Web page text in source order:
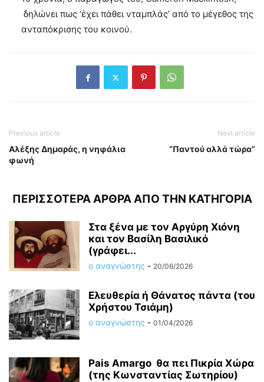
δηλώνει πως ‘έχει πάθει νταμπλάς’ από το μέγεθος της
ανταπόκρισης του κοινού.
Previous article
Αλέξης Δημαράς, η νηφάλια
φωνή
Next article
“Παντού αλλά τώρα”
ΠΕΡΙΣΣΟΤΕΡΑ ΑΡΘΡΑ ΑΠΟ ΤΗΝ ΚΑΤΗΓΟΡΙΑ
Στα ξένα με τον Αργύρη Χιόνη
και τον Βασίλη Βασιλικό
(γράφει...
ο αναγνώστης - 20/06/2026
Ελευθερία ή Θάνατος πάντα (του
Χρήστου Τσιάμη)
ο αναγνώστης - 01/04/2026
Pais Amargo θα πει Πικρία Χώρα
(της Κωνσταντίας Σωτηρίου)